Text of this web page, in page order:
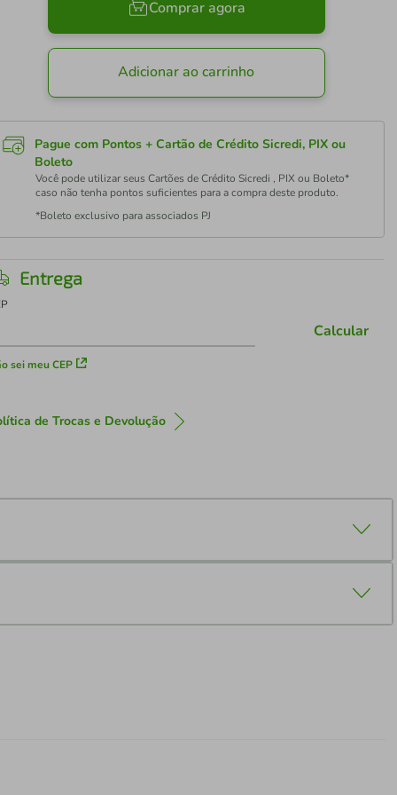
Comprar agora
Adicionar ao carrinho
Pague com Pontos + Cartão de Crédito Sicredi, PIX ou
Boleto
Você pode utilizar seus Cartões de Crédito Sicredi , PIX ou Boleto*
caso não tenha pontos suficientes para a compra deste produto.
*Boleto exclusivo para associados PJ
Entrega
sei meu CEP
Calcular
de Trocas e Devolução